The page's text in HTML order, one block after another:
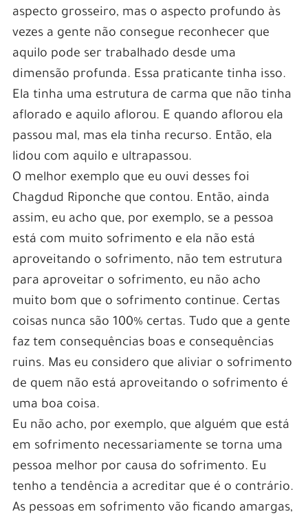
aspecto grosseiro, mas o aspecto profundo às
vezes a gente não consegue reconhecer que
aquilo pode ser trabalhado desde uma
dimensão profunda. Essa praticante tinha isso.
Ela tinha uma estrutura de carma que não tinha
aflorado e aquilo aflorou. E quando aflorou ela
passou mal, mas ela tinha recurso. Então, ela
lidou com aquilo e ultrapassou.
O melhor exemplo que eu ouvi desses foi
Chagdud Riponche que contou. Então, ainda
assim, eu acho que, por exemplo, se a pessoa
está com muito sofrimento e ela não está
aproveitando o sofrimento, não tem estrutura
para aproveitar o sofrimento, eu não acho
muito bom que o sofrimento continue. Certas
coisas nunca são 100% certas. Tudo que a gente
faz tem consequências boas e consequências
ruins. Mas eu considero que aliviar o sofrimento
de quem não está aproveitando o sofrimento é
uma boa coisa.
Eu não acho, por exemplo, que alguém que está
em sofrimento necessariamente se torna uma
pessoa melhor por causa do sofrimento. Eu
tenho a tendência a acreditar que é o contrário.
As pessoas em sofrimento vão ficando amargas,